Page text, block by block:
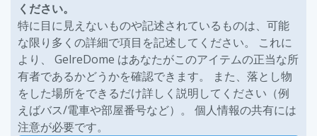
ください。
特に目に見えないものや記述されているものは、可能
な限り多くの詳細で項目を記述してください。 これに
より、 GelreDome はあなたがこのアイテムの正当な所
有者であるかどうかを確認できます。 また、落とし物
をした場所をできるだけ詳しく説明してください（例
えばバス/電車や部屋番号など）。 個人情報の共有には
注意が必要です。